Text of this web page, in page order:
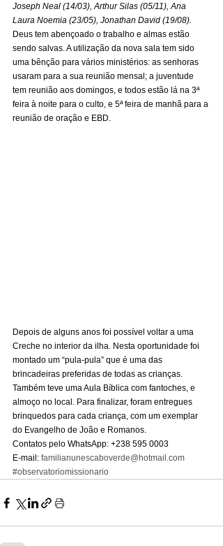
Joseph Neal (14/03), Arthur Silas (05/11), Ana
Laura Noemia (23/05), Jonathan David (19/08).
Deus tem abençoado o trabalho e almas estão
sendo salvas. A utilização da nova sala tem sido
uma bênção para vários ministérios: as senhoras
usaram para a sua reunião mensal; a juventude
tem reunião aos domingos, e todos estão lá na 3ª
feira à noite para o culto, e 5ª feira de manhã para a
reunião de oração e EBD.
Depois de alguns anos foi possível voltar a uma
Creche no interior da ilha. Nesta oportunidade foi
montado um “pula-pula” que é uma das
brincadeiras preferidas de todas as crianças.
Também teve uma Aula Bíblica com fantoches, e
almoço no local. Para finalizar, foram entregues
brinquedos para cada criança, com um exemplar
do Evangelho de João e Romanos.
Contatos pelo WhatsApp: +238 595 0003
E-mail: familianunescaboverde@hotmail.com
#observatoriomissionario